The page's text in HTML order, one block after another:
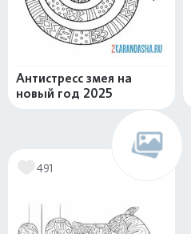
Антистресс змея на
новый год 2025
491